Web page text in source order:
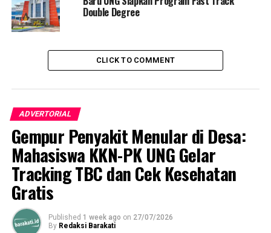
Double Degree
CLICK TO COMMENT
ADVERTORIAL
Gempur Penyakit Menular di Desa:
Mahasiswa KKN-PK UNG Gelar
Tracking TBC dan Cek Kesehatan
Gratis
Published 1 week ago on 27/07/2026
By Redaksi Barakati